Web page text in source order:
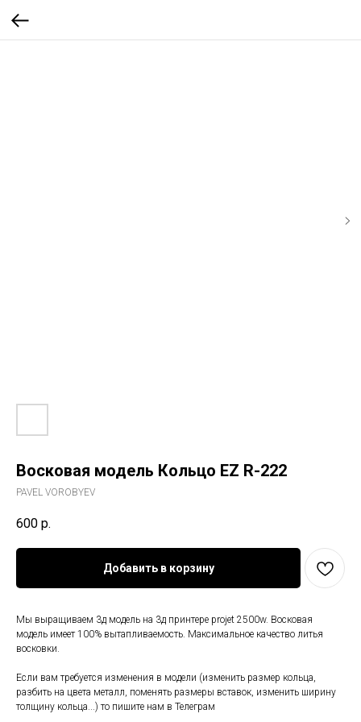
Восковая модель Кольцо EZ R-222
PAVEL VOROBYEV
600 р.
Добавить в корзину
Мы выращиваем 3д модель на 3д принтере projet 2500w. Восковая
модель имеет 100% вытапливаемость. Максимальное качество литья
восковки.
Если вам требуется изменения в модели (изменить размер кольца,
разбить на цвета металл, поменять размеры вставок, изменить ширину
толщину кольца...) то пишите нам в Телеграм